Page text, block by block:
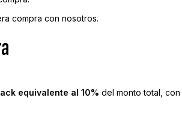
compra con nosotros.
equivalente al 10% del monto total, con